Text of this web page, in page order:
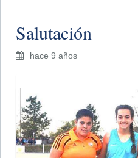
Salutación
hace 9 años